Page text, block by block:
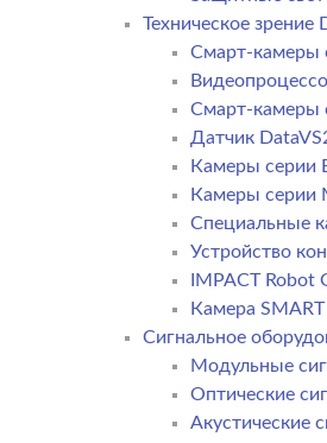
Техническое зрение
Смарт-камеры
Смарт-камеры
Датчик
Камеры серии
Камеры серии
Специальные
Устройство
IMPACT Robot
Камера SMART
Cигнальное
Модульные
Оптические
Акустические